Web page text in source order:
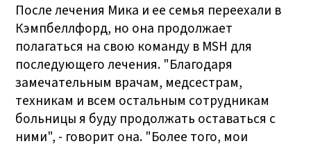
После лечения Мика и ее семья переехали в
Кэмпбеллфорд, но она продолжает
полагаться на свою команду в MSH для
последующего лечения. "Благодаря
замечательным врачам, медсестрам,
техникам и всем остальным сотрудникам
больницы я буду продолжать оставаться с
ними", - говорит она. "Более того, мои